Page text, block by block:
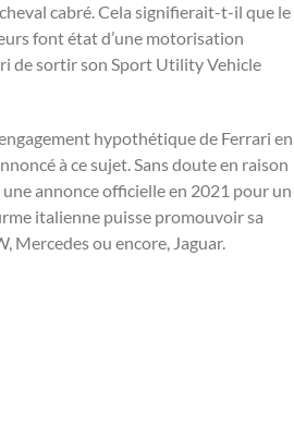
cabré. Cela signifierait-t-il que le
font état d’une motorisation
de sortir son Sport Utility Vehicle
hypothétique de Ferrari en
à ce sujet. Sans doute en raison
annonce officielle en 2021 pour un
italienne puisse promouvoir sa
Mercedes ou encore, Jaguar.